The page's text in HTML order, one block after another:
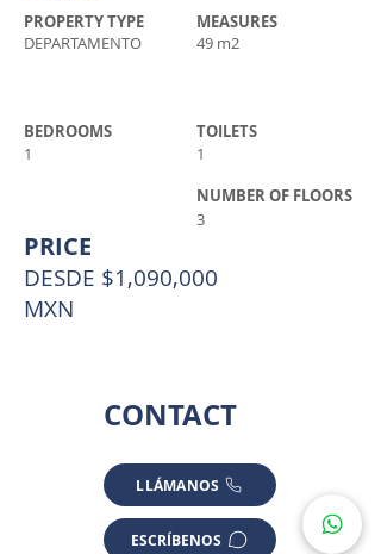
PROPERTY TYPE
DEPARTAMENTO
MEASURES
49 m2
BEDROOMS
1
TOILETS
1
NUMBER OF FLOORS
3
PRICE
DESDE $1,090,000
MXN
CONTACT
LLÁMANOS
ESCRÍBENOS